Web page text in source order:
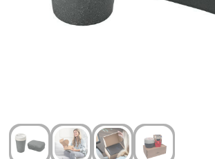
Verzorging & welness
Wijn, bier en proeverij
Zomerpakketten